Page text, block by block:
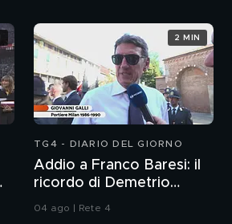
TG4 - DIARIO DEL GIORNO
Addio a Franco Baresi: il
ricordo di Demetrio
Albertini, Clarence
04 ago | Rete 4
2 MIN